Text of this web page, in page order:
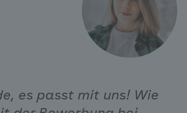
es passt mit uns! Wie